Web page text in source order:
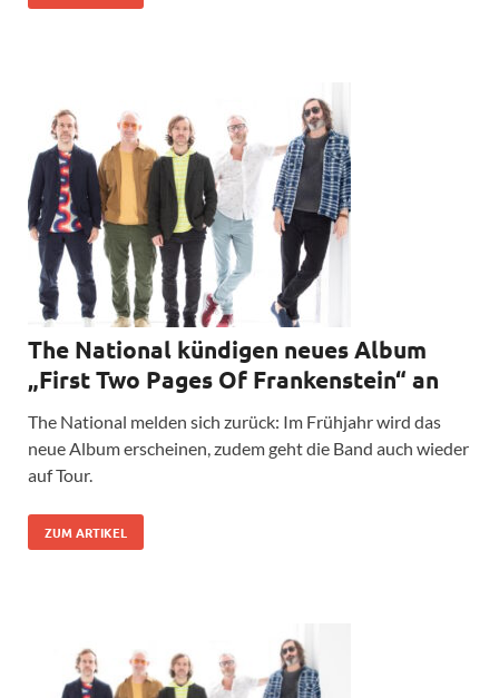
The National kündigen neues Album
„First Two Pages Of Frankenstein“ an
The National melden sich zurück: Im Frühjahr wird das
neue Album erscheinen, zudem geht die Band auch wieder
auf Tour.
ZUM ARTIKEL